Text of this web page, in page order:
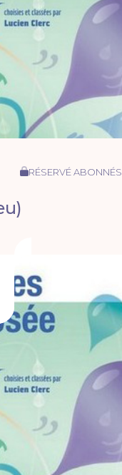
RÉSERVÉ ABONNÉS